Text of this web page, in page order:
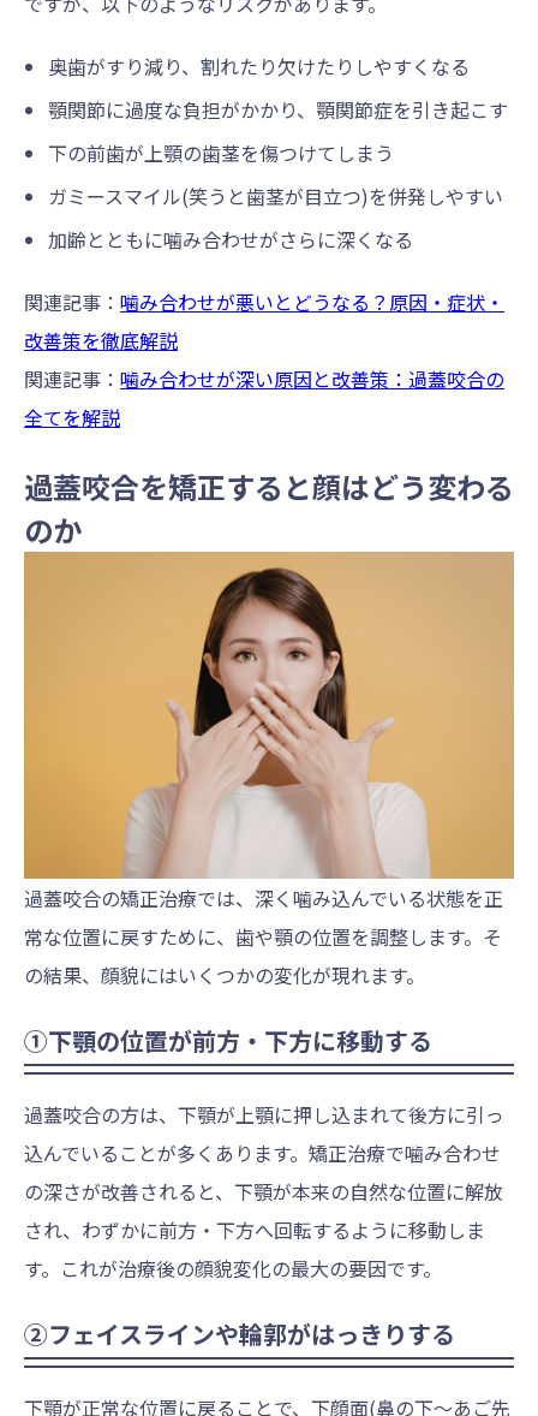
奥歯がすり減り、割れたり欠けたりしやすくなる
顎関節に過度な負担がかかり、顎関節症を引き起こす
下の前歯が上顎の歯茎を傷つけてしまう
ガミースマイル(笑うと歯茎が目立つ)を併発しやすい
加齢とともに噛み合わせがさらに深くなる
関連記事： 噛み合わせが悪いとどうなる？原因・症状・
改善策を徹底解説
関連記事： 噛み合わせが深い原因と改善策：過蓋咬合の
全てを解説
過蓋咬合を矯正すると顔はどう変わる
のか
過蓋咬合の矯正治療では、深く噛み込んでいる状態を正
常な位置に戻すために、歯や顎の位置を調整します。そ
の結果、顔貌にはいくつかの変化が現れます。
①下顎の位置が前方・下方に移動する
過蓋咬合の方は、下顎が上顎に押し込まれて後方に引っ
込んでいることが多くあります。矯正治療で噛み合わせ
の深さが改善されると、下顎が本来の自然な位置に解放
され、わずかに前方・下方へ回転するように移動しま
す。これが治療後の顔貌変化の最大の要因です。
②フェイスラインや輪郭がはっきりする
下顎が正常な位置に戻ることで、下顔面(鼻の下〜あご先